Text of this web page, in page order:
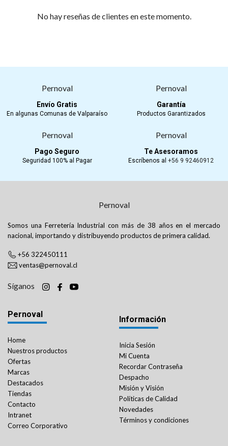
No hay reseñas de clientes en este momento.
Envío Gratis
En algunas Comunas de Valparaíso
Garantía
Productos Garantizados
Pago Seguro
Seguridad 100% al Pagar
Te Asesoramos
Escríbenos al +56 9 92460912
Somos una Ferretería Industrial con más de 38 años en el mercado
nacional, importando y distribuyendo productos de primera calidad.
+56 322450111
ventas@pernoval.cl
Síganos
Pernoval
Home
Nuestros productos
Ofertas
Marcas
Destacados
Tiendas
Contacto
Intranet
Correo Corporativo
Información
Inicia Sesión
Mi Cuenta
Recordar Contraseña
Despacho
Misión y Visión
Políticas de Calidad
Novedades
Términos y condiciones